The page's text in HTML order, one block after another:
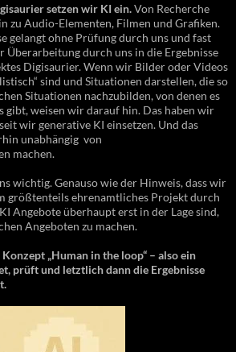
setzen wir KI ein.Von Recherche
zu Audio-Elementen, Filmen und Grafiken.
gelangt ohne Prüfung durch uns und fast
durch uns in die Ergebnisse
Digisaurier. Wenn wir Bilder oder Videos
sind und Situationen darstellen, die so
Situationen nachzubilden, von denen es
gibt, weisen wir darauf hin. Das haben wir
wir generative KI einsetzen. Und das
unabhängig von
machen.
wichtig. Genauso wie der Hinweis, dass wir
größtenteils ehrenamtliches Projekt durch
Angebote überhaupt erst in der Lage sind,
Angeboten zu machen.
„Human in the loop“ – also ein
prüft und letztlich dann die Ergebnisse